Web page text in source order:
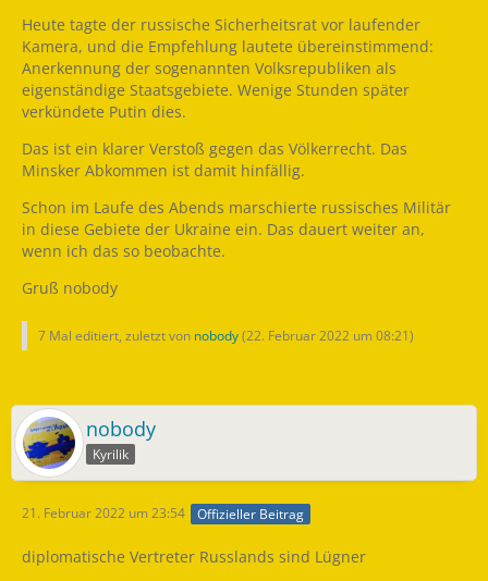
Heute tagte der russische Sicherheitsrat vor laufender
Kamera, und die Empfehlung lautete übereinstimmend:
Anerkennung der sogenannten Volksrepubliken als
eigenständige Staatsgebiete. Wenige Stunden später
verkündete Putin dies.
Das ist ein klarer Verstoß gegen das Völkerrecht. Das
Minsker Abkommen ist damit hinfällig.
Schon im Laufe des Abends marschierte russisches Militär
in diese Gebiete der Ukraine ein. Das dauert weiter an,
wenn ich das so beobachte.
Gruß nobody
7 Mal editiert, zuletzt von nobody(22. Februar 2022 um 08:21)
nobody
Kyrilik
21. Februar 2022 um 23:54 Offizieller Beitrag
diplomatische Vertreter Russlands sind Lügner